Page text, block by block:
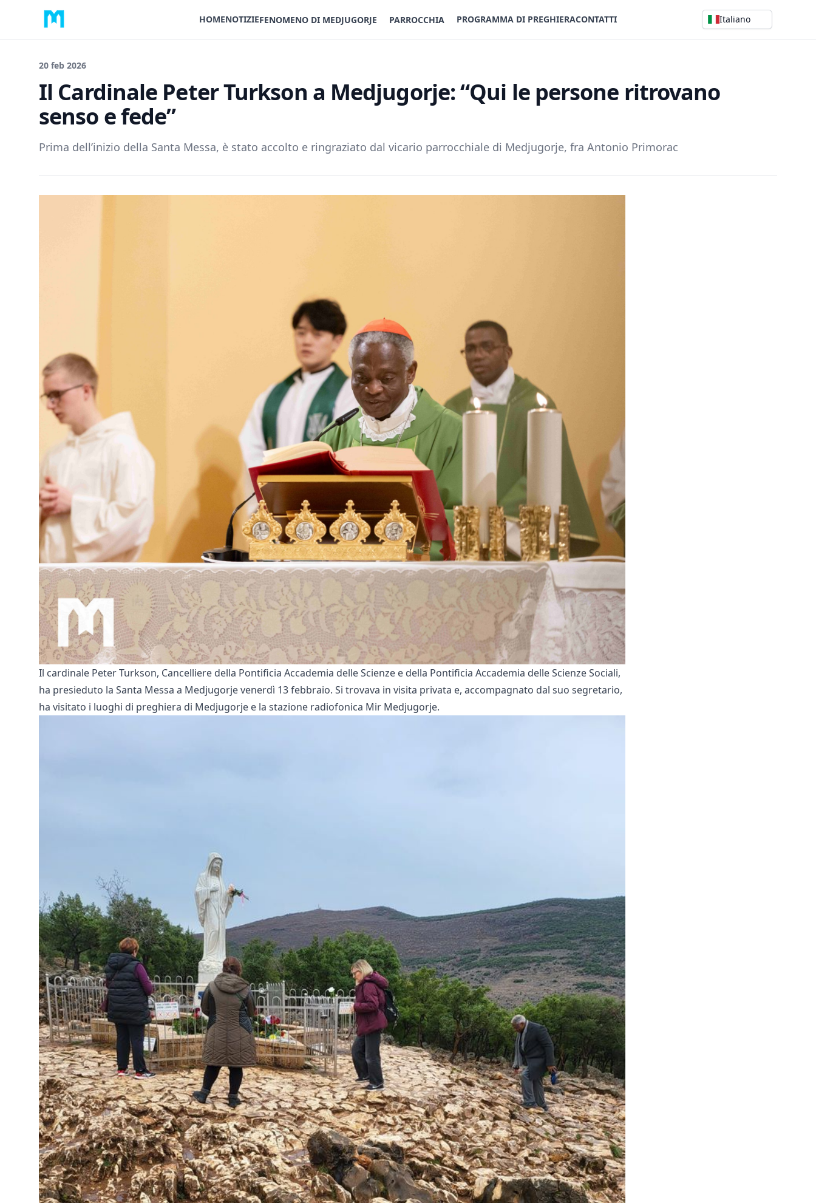
HOMENOTIZIEFENOMENO DI MEDJUGORJE PARROCCHIA PROGRAMMA DI PREGHIERACONTATTI Italiano
20 feb 2026
Il Cardinale Peter Turkson a Medjugorje: “Qui le persone ritrovano
senso e fede”
Prima dell’inizio della Santa Messa, è stato accolto e ringraziato dal vicario parrocchiale di Medjugorje, fra Antonio Primorac
Il cardinale Peter Turkson, Cancelliere della Pontificia Accademia delle Scienze e della Pontificia Accademia delle Scienze Sociali,
ha presieduto la Santa Messa a Medjugorje venerdì 13 febbraio. Si trovava in visita privata e, accompagnato dal suo segretario,
ha visitato i luoghi di preghiera di Medjugorje e la stazione radiofonica Mir Medjugorje.